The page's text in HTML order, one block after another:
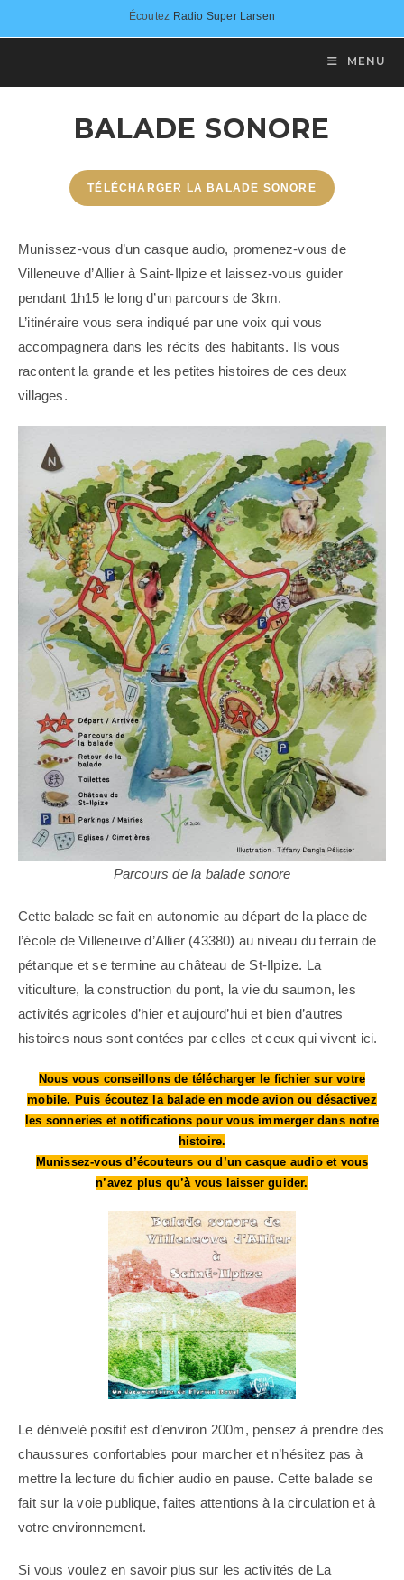
Écoutez Radio Super Larsen
MENU
BALADE SONORE
TÉLÉCHARGER LA BALADE SONORE
Munissez-vous d’un casque audio, promenez-vous de
Villeneuve d’Allier à Saint-Ilpize et laissez-vous guider
pendant 1h15 le long d’un parcours de 3km.
L’itinéraire vous sera indiqué par une voix qui vous
accompagnera dans les récits des habitants. Ils vous
racontent la grande et les petites histoires de ces deux
villages.
Parcours de la balade sonore
Cette balade se fait en autonomie au départ de la place de
l’école de Villeneuve d’Allier (43380) au niveau du terrain de
pétanque et se termine au château de St-Ilpize. La
viticulture, la construction du pont, la vie du saumon, les
activités agricoles d’hier et aujourd’hui et bien d’autres
histoires nous sont contées par celles et ceux qui vivent ici.
Nous vous conseillons de télécharger le fichier sur votre
mobile. Puis écoutez la balade en mode avion ou désactivez
les sonneries et notifications pour vous immerger dans notre
histoire.
Munissez-vous d’écouteurs ou d’un casque audio et vous
n’avez plus qu’à vous laisser guider.
Le dénivelé positif est d’environ 200m, pensez à prendre des
chaussures confortables pour marcher et n’hésitez pas à
mettre la lecture du fichier audio en pause. Cette balade se
fait sur la voie publique, faites attentions à la circulation et à
votre environnement.
Si vous voulez en savoir plus sur les activités de La